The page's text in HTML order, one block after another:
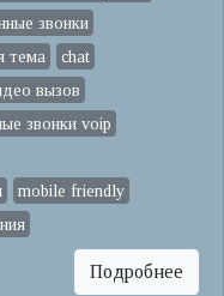
звонки
тема
chat
вызов
звонки voip
mobile friendly
Подробнее